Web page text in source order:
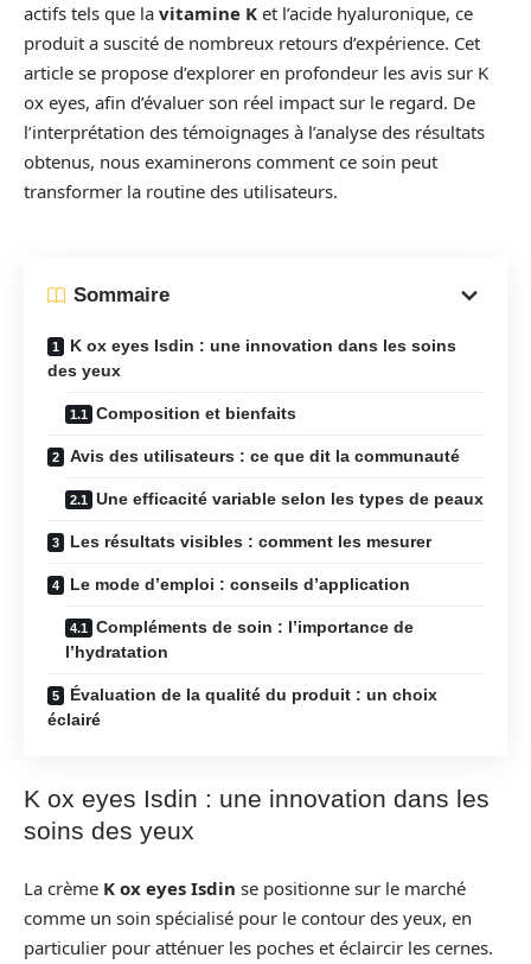
actifs tels que la vitamine K et l’acide hyaluronique, ce
produit a suscité de nombreux retours d’expérience. Cet
article se propose d’explorer en profondeur les avis sur K
ox eyes, afin d’évaluer son réel impact sur le regard. De
l’interprétation des témoignages à l’analyse des résultats
obtenus, nous examinerons comment ce soin peut
transformer la routine des utilisateurs.
Sommaire
K ox eyes Isdin : une innovation dans les soins
des yeux
Composition et bienfaits
Avis des utilisateurs : ce que dit la communauté
Une efficacité variable selon les types de peaux
Les résultats visibles : comment les mesurer
Le mode d’emploi : conseils d’application
Compléments de soin : l’importance de
l’hydratation
Évaluation de la qualité du produit : un choix
éclairé
K ox eyes Isdin : une innovation dans les
soins des yeux
La crème K ox eyes Isdin se positionne sur le marché
comme un soin spécialisé pour le contour des yeux, en
particulier pour atténuer les poches et éclaircir les cernes.